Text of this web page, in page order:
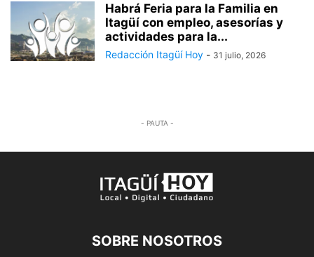
Habrá Feria para la Familia en
Itagüí con empleo, asesorías y
actividades para la...
Redacción Itagüí Hoy - 31 julio, 2026
- PAUTA -
SOBRE NOSOTROS